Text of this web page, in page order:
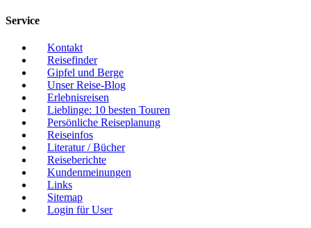
Service
Kontakt
Reisefinder
Gipfel und Berge
Unser Reise-Blog
Erlebnisreisen
Lieblinge: 10 besten Touren
Persönliche Reiseplanung
Reiseinfos
Literatur / Bücher
Reiseberichte
Kundenmeinungen
Links
Sitemap
Login für User